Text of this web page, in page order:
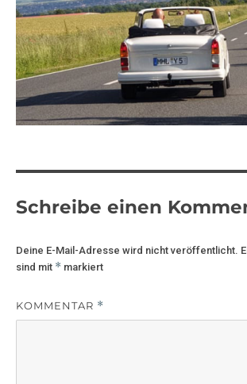
Schreibe einen
Deine E-Mail-Adresse wird nicht veröffentlicht.
sind mit * markiert
KOMMENTAR *